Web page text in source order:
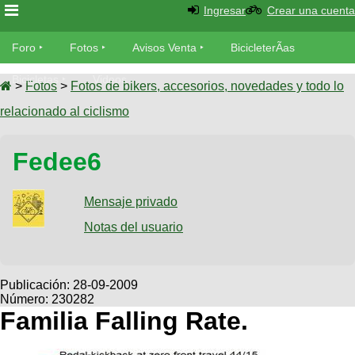
Foro
Foro
TÃ©cnica
Fotos
tu foto
Galeria
XC
Viajes
Descenso
SUBÃ
tu
Buscar
Ultimos
Fotos
BicicleterÃ­
as
Bicicletas
Tandem
Videos
Cicloturismo
Ingresar Crear una cuenta
Foro Fotos Avisos Venta BicicleterÃ­as
Bicicletas Videos
> Fotos > Fotos de bikers, accesorios, novedades y todo lo
relacionado al ciclismo
Fedee6
Mensaje privado
Notas del usuario
Publicación: 28-09-2009
Número: 230282
Familia Falling Rate.